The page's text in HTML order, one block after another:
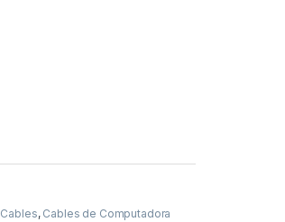
Cables, Cables de Computadora